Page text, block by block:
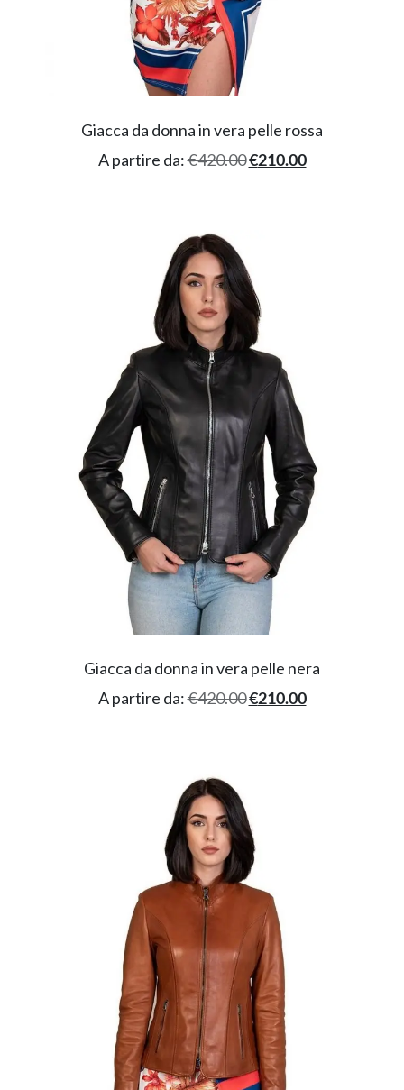
Giacca da donna in vera pelle rossa
A partire da:€420.00€210.00
Giacca da donna in vera pelle nera
A partire da:€420.00€210.00